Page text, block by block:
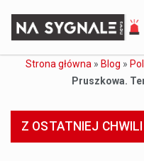
Strona główna » Blog »
Pruszkowa.
Z OSTATNIEJ CHWILI